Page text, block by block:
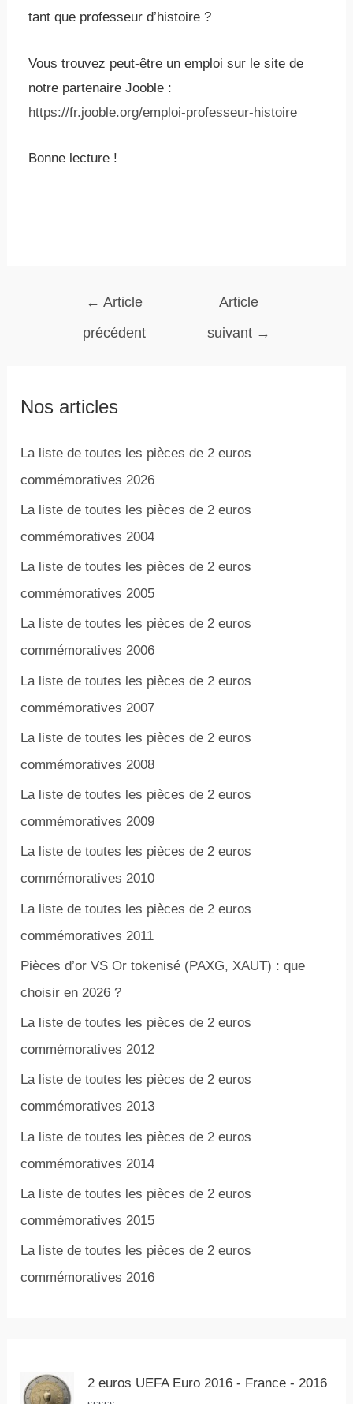
tant que professeur d’histoire ?
Vous trouvez peut-être un emploi sur le site de
notre partenaire Jooble :
https://fr.jooble.org/emploi-professeur-histoire
Bonne lecture !
← Article
précédent
Article
suivant →
Nos articles
La liste de toutes les pièces de 2 euros
commémoratives 2026
La liste de toutes les pièces de 2 euros
commémoratives 2004
La liste de toutes les pièces de 2 euros
commémoratives 2005
La liste de toutes les pièces de 2 euros
commémoratives 2006
La liste de toutes les pièces de 2 euros
commémoratives 2007
La liste de toutes les pièces de 2 euros
commémoratives 2008
La liste de toutes les pièces de 2 euros
commémoratives 2009
La liste de toutes les pièces de 2 euros
commémoratives 2010
La liste de toutes les pièces de 2 euros
commémoratives 2011
Pièces d’or VS Or tokenisé (PAXG, XAUT) : que
choisir en 2026 ?
La liste de toutes les pièces de 2 euros
commémoratives 2012
La liste de toutes les pièces de 2 euros
commémoratives 2013
La liste de toutes les pièces de 2 euros
commémoratives 2014
La liste de toutes les pièces de 2 euros
commémoratives 2015
La liste de toutes les pièces de 2 euros
commémoratives 2016
2 euros UEFA Euro 2016 - France - 2016